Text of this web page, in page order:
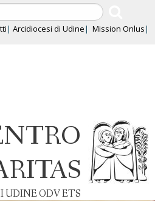
Arcidiocesi di Udine Mission Onlus
UDINE ODV ETS